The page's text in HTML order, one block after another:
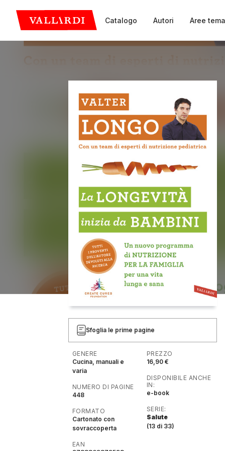
Catalogo Autori Aree
Sfoglia le prime pagine
GENERE
Cucina, manuali e
varia
NUMERO DI PAGINE
448
FORMATO
Cartonato con
sovraccoperta
EAN
PREZZO
16,90 €
DISPONIBILE ANCHE
IN:
e-book
SERIE:
Salute
(13 di 33)